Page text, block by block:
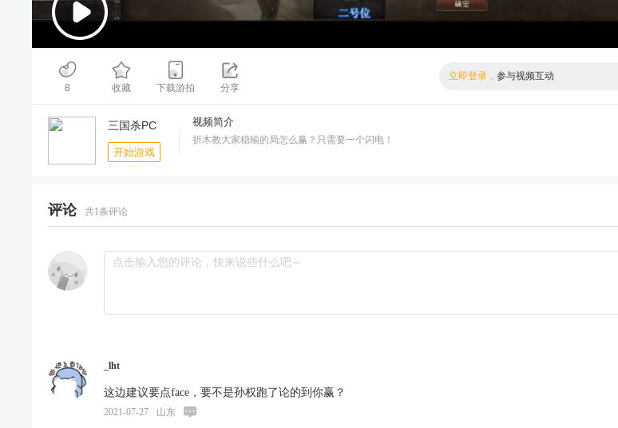
00:00/01:40 标清
倍数
8
收藏 下载游拍 分享
立即登录，参与视频互动
三国杀PC
开始游戏
视频简介
折木教大家稳输的局怎么赢？只需要一个闪电！
评论 共1条评论
_lht
这边建议要点face，要不是孙权跑了论的到你赢？
2021-07-27 山东